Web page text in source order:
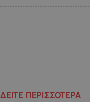
ΔΕΙΤΕ ΠΕΡΙΣΣΟΤΕΡΑ